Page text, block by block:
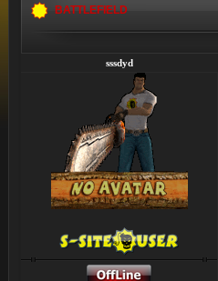
BATTLEFIELD
sssdyd